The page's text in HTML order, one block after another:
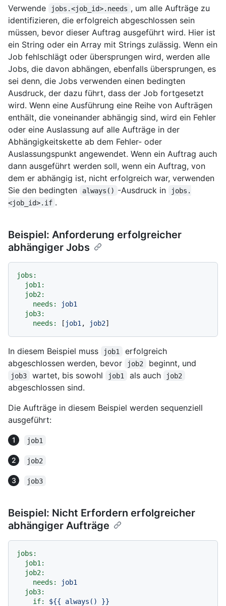
Verwende jobs.<job_id>.needs , um alle Aufträge zu
identifizieren, die erfolgreich abgeschlossen sein
müssen, bevor dieser Auftrag ausgeführt wird. Hier ist
ein String oder ein Array mit Strings zulässig. Wenn ein
Job fehlschlägt oder übersprungen wird, werden alle
Jobs, die davon abhängen, ebenfalls übersprungen, es
sei denn, die Jobs verwenden einen bedingten
Ausdruck, der dazu führt, dass der Job fortgesetzt
wird. Wenn eine Ausführung eine Reihe von Aufträgen
enthält, die voneinander abhängig sind, wird ein Fehler
oder eine Auslassung auf alle Aufträge in der
Abhängigkeitskette ab dem Fehler- oder
Auslassungspunkt angewendet. Wenn ein Auftrag auch
dann ausgeführt werden soll, wenn ein Auftrag, von
dem er abhängig ist, nicht erfolgreich war, verwenden
Sie den bedingten
always() -Ausdruck in
jobs.
<job_id>.if .
Beispiel: Anforderung erfolgreicher
abhängiger Jobs
jobs:
job1:
job2:
needs:
job1
job3:
needs:
[ job1 , job2
In diesem Beispiel muss job1
erfolgreich
abgeschlossen werden, bevor
job2 beginnt, und
job3 wartet, bis sowohl job1 als auch job2
abgeschlossen sind.
Die Aufträge in diesem Beispiel werden sequenziell
ausgeführt:
job1
job2
job3
Beispiel: Nicht Erfordern erfolgreicher
abhängiger Aufträge
jobs:
job1:
job2:
needs:
job1
job3:
if:
${{ always()
}}